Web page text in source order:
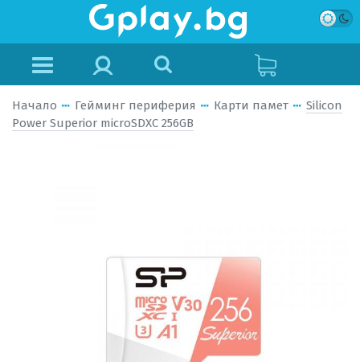
Начало Гейминг периферия Карти памет
Silicon
Power Superior microSDXC 256GB